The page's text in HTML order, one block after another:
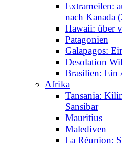
Extrameilen:
nach Kanada
Hawaii: über
Patagonien
Galapagos:
Desolation
Brasilien: Ein
Afrika
Tansania:
Sansibar
Mauritius
Malediven
La Réunion: